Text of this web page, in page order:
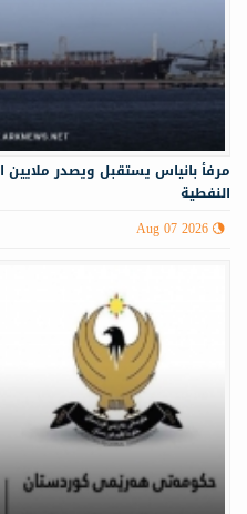
مرفأ بانياس يستقبل ويصدر ملايين
النفطية
Aug 07 2026